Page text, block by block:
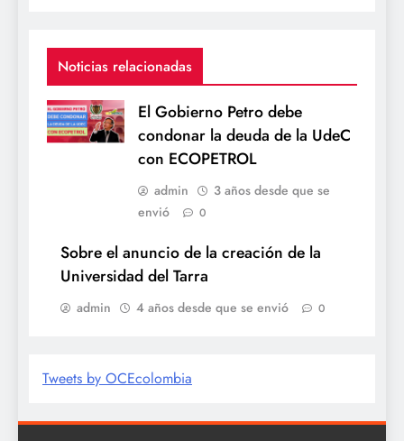
Noticias relacionadas
El Gobierno Petro debe
condonar la deuda de la UdeC
con ECOPETROL
admin
3 años desde que se
envió
0
Sobre el anuncio de la creación de la
Universidad del Tarra
admin 4 años desde que se envió 0
Tweets by OCEcolombia